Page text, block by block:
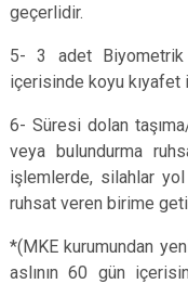
geçerlidir.
5- 3 adet
içerisinde koyu kıyafet
6- Süresi dolan
veya bulundurma
işlemlerde, silahlar
ruhsat veren birime
*(MKE kurumundan
aslının 60 gün